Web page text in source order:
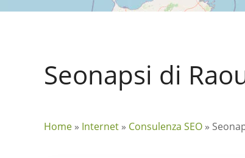
Seonapsi di
Home » Internet » Consulenza SEO »